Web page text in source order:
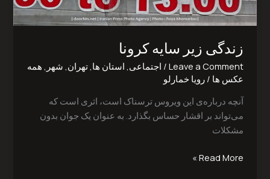
زندگی زیر سایه کرونا‎
Leave a Comment
/ اجتماعی استان ها ,تهران شهر همه
عکس ها /رویا خمارلو
آنچه درباره‌ی این ویروس ترسناک است، اثری است که
می‌تواند بر اقشار حساس بگذارد. به عنوان یک جوان بدون
مشکلات
Read More »